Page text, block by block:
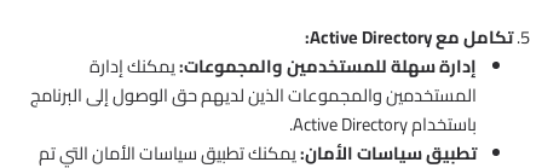
5. تكامل مع Active Directory:
إدارة سهلة للمستخدمين والمجموعات:يمكنك إدارة
المستخدمين والمجموعات الذين لديهم حق الوصول إلى البرنامج
باستخدام Active Directory.
تطبيق سياسات الأمان:يمكنك تطبيق سياسات الأمان التي تم